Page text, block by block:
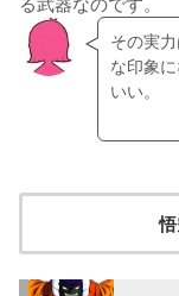
その実
な印象
いい。